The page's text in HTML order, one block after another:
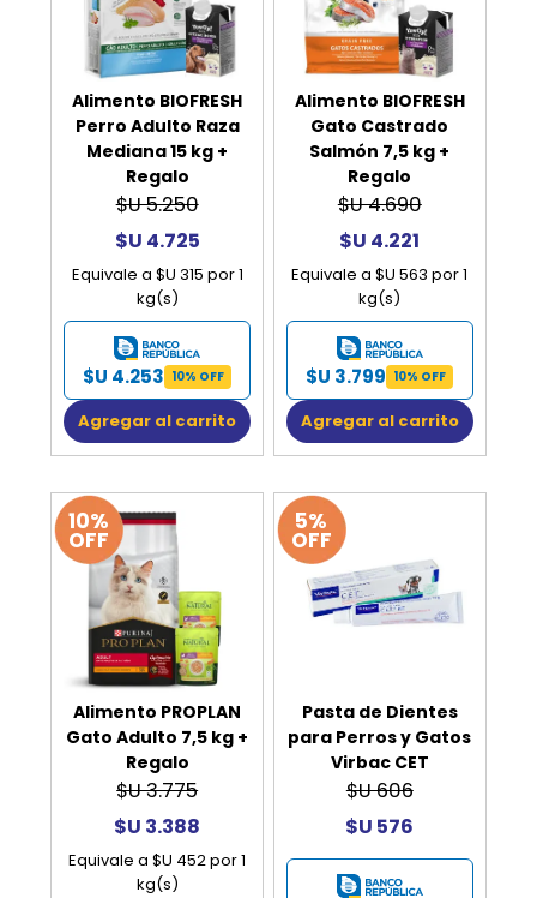
Alimento BIOFRESH
Perro Adulto Raza
Mediana 15 kg +
Regalo
$U 5.250
$U 4.725
Equivale a $U 315 por 1
kg(s)
$U 4.253 10% OFF
Agregar al carrito
Alimento BIOFRESH
Gato Castrado
Salmón 7,5 kg +
Regalo
$U 4.690
$U 4.221
Equivale a $U 563 por 1
kg(s)
$U 3.799 10% OFF
Agregar al carrito
10%
OFF
Alimento PROPLAN
Gato Adulto 7,5 kg +
Regalo
$U 3.775
$U 3.388
Equivale a $U 452 por 1
kg(s)
5%
OFF
Pasta de Dientes
para Perros y Gatos
Virbac CET
$U 606
$U 576